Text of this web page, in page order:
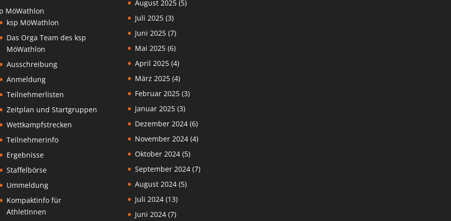
MöWathlon
ksp MöWathlon
Das Orga Team des ksp
MöWathlon
Ausschreibung
Anmeldung
Teilnehmerlisten
Zeitplan und Startgruppen
Wettkampfstrecken
Teilnehmerinfo
Ergebnisse
Staffelbörse
Ummeldung
Kompaktinfo für
AthletInnen
August 2025(5)
Juli 2025(3)
Juni 2025(7)
Mai 2025(6)
April 2025(4)
März 2025(4)
Februar 2025(3)
Januar 2025(3)
Dezember 2024(6)
November 2024(4)
Oktober 2024(5)
September 2024(7)
August 2024(5)
Juli 2024(13)
Juni 2024(7)